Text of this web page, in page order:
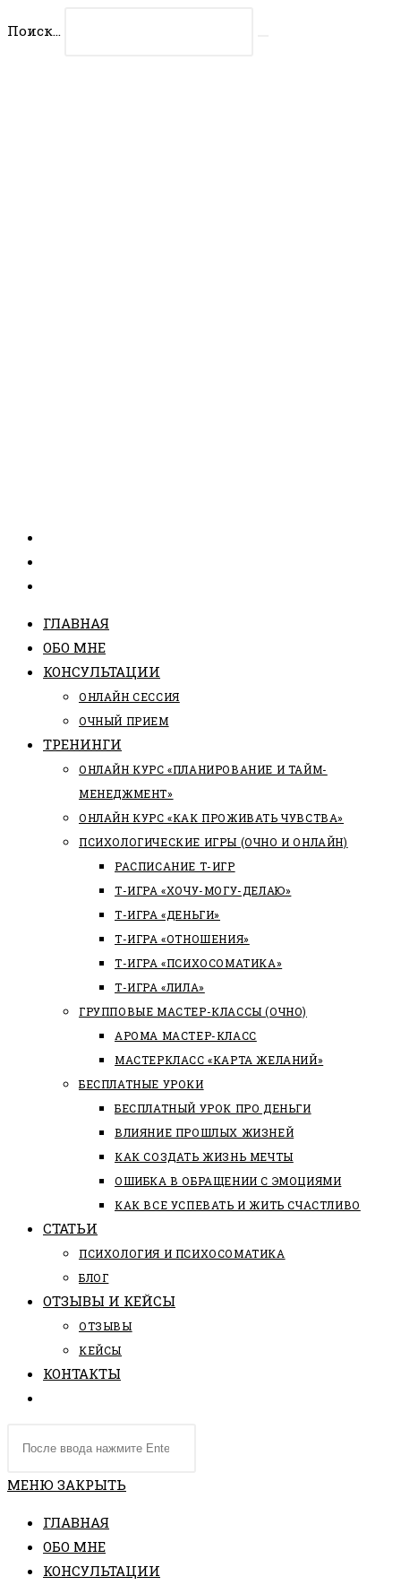
Поиск...
ГЛАВНАЯ
ОБО МНЕ
КОНСУЛЬТАЦИИ
ОНЛАЙН СЕССИЯ
ОЧНЫЙ ПРИЕМ
ТРЕНИНГИ
ОНЛАЙН КУРС «ПЛАНИРОВАНИЕ И ТАЙМ-
МЕНЕДЖМЕНТ»
ОНЛАЙН КУРС «КАК ПРОЖИВАТЬ ЧУВСТВА»
ПСИХОЛОГИЧЕСКИЕ ИГРЫ (ОЧНО И ОНЛАЙН)
РАСПИСАНИЕ Т-ИГР
Т-ИГРА «ХОЧУ-МОГУ-ДЕЛАЮ»
Т-ИГРА «ДЕНЬГИ»
Т-ИГРА «ОТНОШЕНИЯ»
Т-ИГРА «ПСИХОСОМАТИКА»
Т-ИГРА «ЛИЛА»
ГРУППОВЫЕ МАСТЕР-КЛАССЫ (ОЧНО)
АРОМА МАСТЕР-КЛАСС
МАСТЕРКЛАСС «КАРТА ЖЕЛАНИЙ»
БЕСПЛАТНЫЕ УРОКИ
БЕСПЛАТНЫЙ УРОК ПРО ДЕНЬГИ
ВЛИЯНИЕ ПРОШЛЫХ ЖИЗНЕЙ
КАК СОЗДАТЬ ЖИЗНЬ МЕЧТЫ
ОШИБКА В ОБРАЩЕНИИ С ЭМОЦИЯМИ
КАК ВСЕ УСПЕВАТЬ И ЖИТЬ СЧАСТЛИВО
СТАТЬИ
ПCИХОЛОГИЯ И ПСИХОСОМАТИКА
БЛОГ
ОТЗЫВЫ И КЕЙСЫ
ОТЗЫВЫ
КЕЙСЫ
КОНТАКТЫ
ПО
САЙТУ
сайте
МЕНЮ ЗАКРЫТЬ
ГЛАВНАЯ
ОБО МНЕ
КОНСУЛЬТАЦИИ